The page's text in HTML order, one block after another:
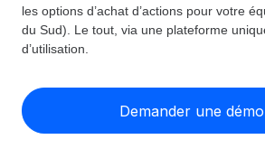
Employer of record
Développez-vous à l’international
Pilotage 360 des freelances
Explorateur de pays
Toutes les informations sur l’emploi à
pays par pays
Explorateur des États-Unis
Simplifiez l’embauche à travers les
États-Unis
OUTILS & CALCULATEURS
Outil de calcul du risque de
Calculateur du coût des
Tarification
les options d’achat d’actions pour votre
du Sud). Le tout, via une plateforme
d’utilisation.
Demander une démo